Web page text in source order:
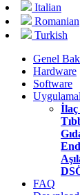
Italian
Romanian
Turkish
Genel
Hardware
Software
İlaç
FAQ